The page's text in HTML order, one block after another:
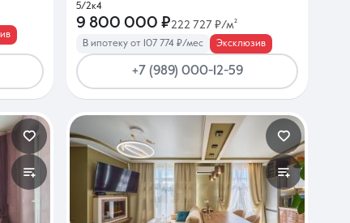
5/2к4
9 800 000 ₽222 727 ₽/м²
В ипотеку от 107 774 ₽/мес Эксклюзив
+7 (989) 000-12-59